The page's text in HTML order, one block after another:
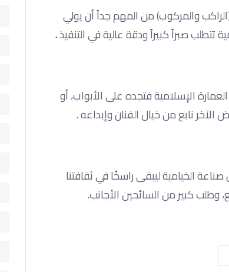
والمركوب) من المهم جداً أن يولي
صبراً كبيراً ودقة عالية في التنفيذ.
الإسلامية فتجده على الأبواب، أو
نابع من خيال الفنان وإبداعه .
الخيامية ليبقى راسخًا في ثقافتنا
كبير من السائحين الأجانب.